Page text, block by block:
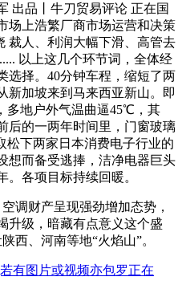
出品丨牛刀贸易评论 正在国
场上浩繁厂商市场运营和决策
裁人、利润大幅下滑、高管去
以上这几个环节词，全体经
选择。40分钟车程，缩短了两
新加坡来到马来西亚新山。即
多地户外气温曲逼45℃，其
后的一两年时间里，门窗玻璃
松下两家日本消费电子行业的
想而备受逃捧，洁净电器巨头
各项目标持续回暖。
财产呈现强劲增加态势，
升级，暗藏有点意义这个盛
西、河南等地“火焰山”。
有图片或视频亦包罗正在